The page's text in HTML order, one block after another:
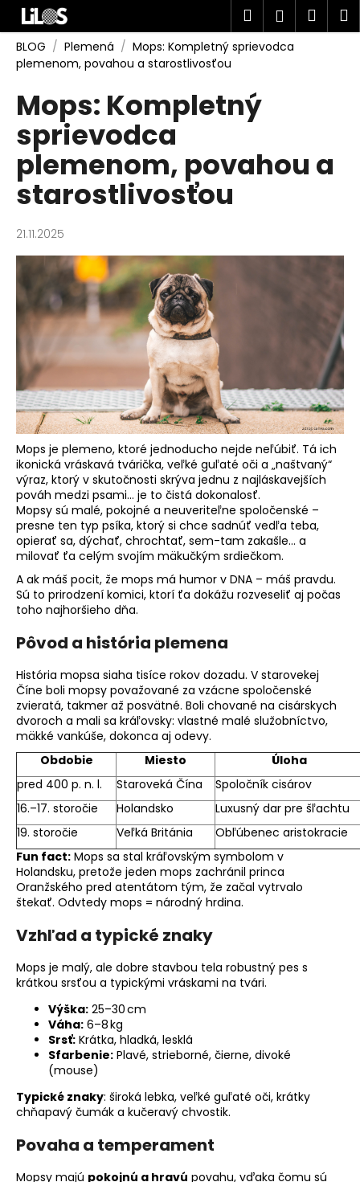
Prejsť
obsah
Hľadať
BLOG / Plemená / Mops: Kompletný sprievodca
plemenom, povahou a starostlivosťou
Mops: Kompletný
sprievodca
plemenom, povahou a
starostlivosťou
21.11.2025
Mops je plemeno, ktoré jednoducho nejde neľúbiť. Tá ich
ikonická vráskavá tvárička, veľké guľaté oči a „naštvaný“
výraz, ktorý v skutočnosti skrýva jednu z najláskavejších
pováh medzi psami… je to čistá dokonalosť.
Mopsy sú malé, pokojné a neuveriteľne spoločenské –
presne ten typ psíka, ktorý si chce sadnúť vedľa teba,
opierať sa, dýchať, chrochtať, sem-tam zakašle… a
milovať ťa celým svojím mäkučkým srdiečkom.
A ak máš pocit, že mops má humor v DNA – máš pravdu.
Sú to prirodzení komici, ktorí ťa dokážu rozveseliť aj počas
toho najhoršieho dňa.
Pôvod a história plemena
História mopsa siaha tisíce rokov dozadu. V starovekej
Číne boli mopsy považované za vzácne spoločenské
zvieratá, takmer až posvätné. Boli chované na cisárskych
dvoroch a mali sa kráľovsky: vlastné malé služobníctvo,
mäkké vankúše, dokonca aj odevy.
Obdobie
Miesto
Úloha
pred 400 p. n. l.
Staroveká Čína
Spoločník cisárov
16.–17. storočie
Holandsko
Luxusný dar pre šľachtu
19. storočie
Veľká Británia
Obľúbenec aristokracie
Fun fact: Mops sa stal kráľovským symbolom v
Holandsku, pretože jeden mops zachránil princa
Oranžského pred atentátom tým, že začal vytrvalo
štekať. Odvtedy mops = národný hrdina.
Vzhľad a typické znaky
Mops je malý, ale dobre stavbou tela robustný pes s
krátkou srsťou a typickými vráskami na tvári.
Výška: 25–30 cm
Váha: 6–8 kg
Srsť: Krátka, hladká, lesklá
Sfarbenie: Plavé, strieborné, čierne, divoké
(mouse)
Typické znaky: široká lebka, veľké guľaté oči, krátky
chňapavý čumák a kučeravý chvostik.
Povaha a temperament
Mopsy majú pokojnú a hravú povahu, vďaka čomu sú
o Späť
Späť
o
p
o
t
r
e
b
u
j
e
t
e
n
á
j
s
ť
?
HĽADAŤ
O
d
p
o
r
ú
č
a
m
e